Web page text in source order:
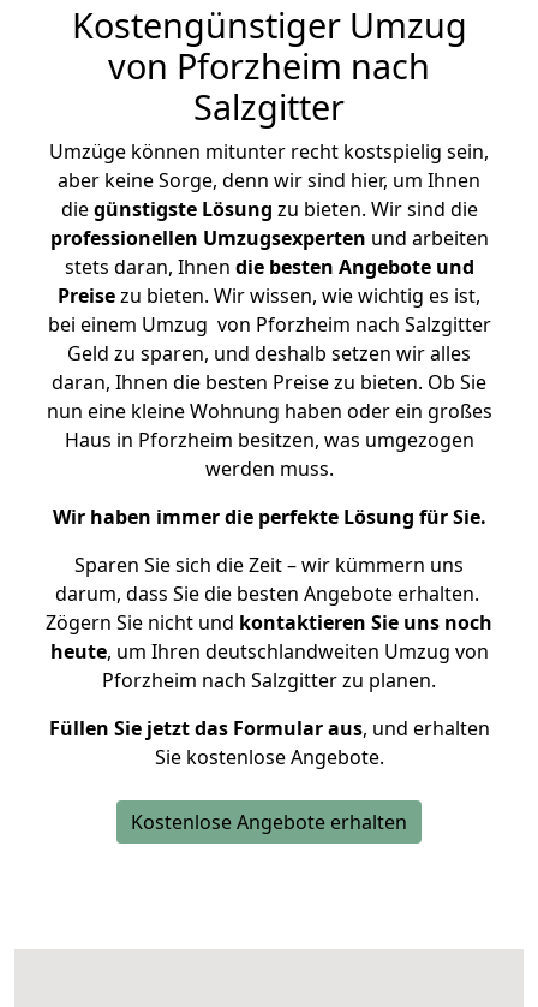
Kostengünstiger Umzug
von Pforzheim nach
Salzgitter
Umzüge können mitunter recht kostspielig sein,
aber keine Sorge, denn wir sind hier, um Ihnen
diegünstigste Lösung zu bieten. Wir sind die
professionellen Umzugsexperten und arbeiten
stets daran, Ihnen die besten Angebote und
Preisezu bieten. Wir wissen, wie wichtig es ist,
bei einem Umzug von Pforzheim nach Salzgitter
Geld zu sparen, und deshalb setzen wir alles
daran, Ihnen die besten Preise zu bieten. Ob Sie
nun eine kleine Wohnung haben oder ein großes
Haus in Pforzheim besitzen, was umgezogen
werden muss.
Wir haben immer die perfekte Lösung für Sie.
Sparen Sie sich die Zeit – wir kümmern uns
darum, dass Sie die besten Angebote erhalten.
Zögern Sie nicht und kontaktieren Sie uns noch
heute, um Ihren deutschlandweiten Umzug von
Pforzheim nach Salzgitter zu planen.
Füllen Sie jetzt das Formular aus, und erhalten
Sie kostenlose Angebote.
Kostenlose Angebote erhalten